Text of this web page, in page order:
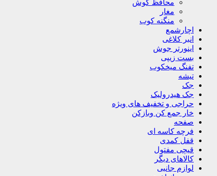
محافظ گوش
مغار
منگنه کوب
اچارشمع
انبر کلاغی
اینورتر جوش
بست زیپی
تفنگ میخکوب
تیشه
جک
جک هیدرولیک
حراجی و تخفیف های ویژه
خار جمع کن وبازکن
صفحه
فرچه کاسه ای
قفل کمدی
قیچی مفتول
کالاهای دیگر
لوازم جانبی